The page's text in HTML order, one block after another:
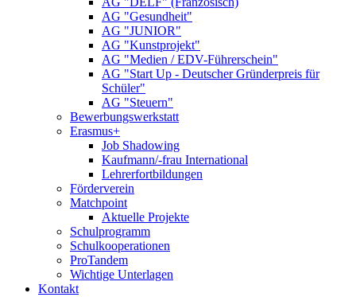
AG "Gesundheit"
AG "JUNIOR"
AG "Kunstprojekt"
AG "Medien / EDV-Führerschein"
AG "Start Up - Deutscher Gründerpreis für
Schüler"
AG "Steuern"
Bewerbungswerkstatt
Erasmus+
Job Shadowing
Kaufmann/-frau International
Lehrerfortbildungen
Förderverein
Matchpoint
Aktuelle Projekte
Schulprogramm
Schulkooperationen
ProTandem
Wichtige Unterlagen
Kontakt